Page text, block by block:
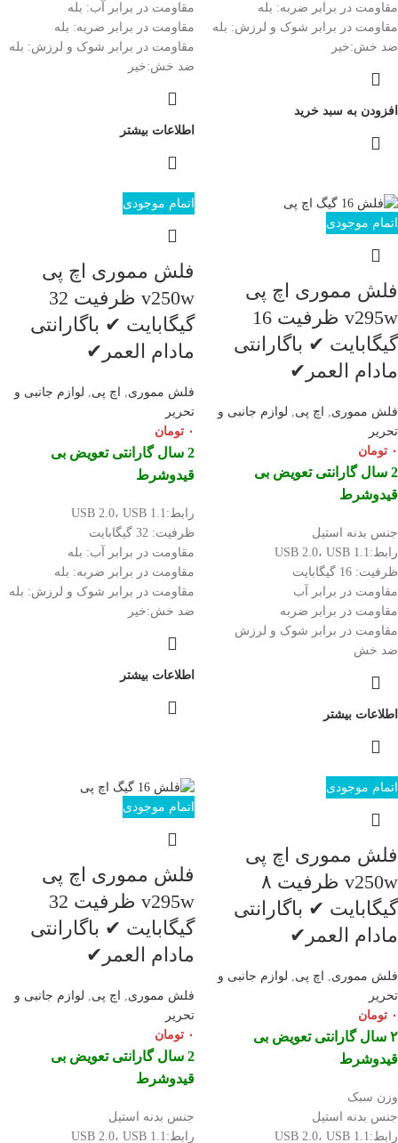
مقاومت در برابر ضربه: بله
مقاومت در برابر شوک و لرزش: بله
ضد خش:خیر
افزودن به سبد خرید
مقاومت در برابر آب: بله
مقاومت در برابر ضربه: بله
مقاومت در برابر شوک و لرزش: بله
ضد خش:خیر
اطلاعات بیشتر
اتمام موجودی
فلش مموری اچ پی
v295w ظرفیت 16
گیگابایت ✔ باگارانتی
مادام العمر✔
فلش مموری, اچ پی, لوازم جانبی و
تحریر
۰ تومان
2 سال گارانتی تعویض بی
قیدوشرط
جنس بدنه استیل
رابط:USB 2.0، USB 1.1
ظرفیت: 16 گیگابایت
مقاومت در برابر آب
مقاومت در برابر ضربه
مقاومت در برابر شوک و لرزش
ضد خش
اطلاعات بیشتر
اتمام موجودی
فلش مموری اچ پی
v250w ظرفیت 32
گیگابایت ✔ باگارانتی
مادام العمر✔
فلش مموری, اچ پی, لوازم جانبی و
تحریر
۰ تومان
2 سال گارانتی تعویض بی
قیدوشرط
رابط:USB 2.0، USB 1.1
ظرفیت: 32 گیگابایت
مقاومت در برابر آب: بله
مقاومت در برابر ضربه: بله
مقاومت در برابر شوک و لرزش: بله
ضد خش:خیر
اطلاعات بیشتر
اتمام موجودی
فلش مموری اچ پی
v250w ظرفیت ۸
گیگابایت ✔ باگارانتی
مادام العمر✔
فلش مموری, اچ پی, لوازم جانبی و
تحریر
۰ تومان
۲ سال گارانتی تعویض بی
قیدوشرط
وزن سبک
جنس بدنه استیل
رابط:USB 2.0، USB 1.1
اتمام موجودی
فلش مموری اچ پی
v295w ظرفیت 32
گیگابایت ✔ باگارانتی
مادام العمر✔
فلش مموری, اچ پی, لوازم جانبی و
تحریر
۰ تومان
2 سال گارانتی تعویض بی
قیدوشرط
جنس بدنه استیل
رابط:USB 2.0، USB 1.1